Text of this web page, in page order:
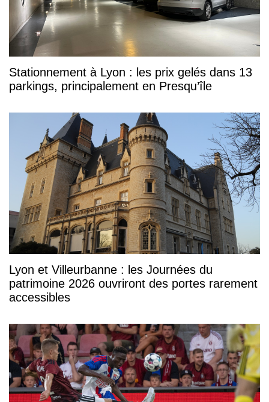
Stationnement à Lyon : les prix gelés dans 13
parkings, principalement en Presqu’île
Lyon et Villeurbanne : les Journées du
patrimoine 2026 ouvriront des portes rarement
accessibles